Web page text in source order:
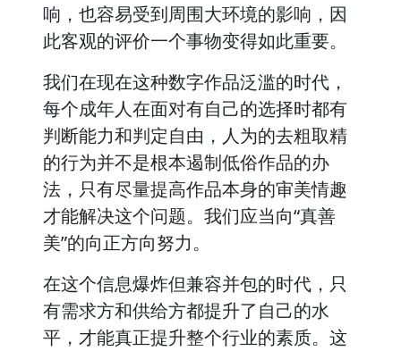
响，也容易受到周围大环境的影响，因
此客观的评价一个事物变得如此重要。
我们在现在这种数字作品泛滥的时代，
每个成年人在面对有自己的选择时都有
判断能力和判定自由，人为的去粗取精
的行为并不是根本遏制低俗作品的办
法，只有尽量提高作品本身的审美情趣
才能解决这个问题。我们应当向“真善
美”的向正方向努力。
在这个信息爆炸但兼容并包的时代，只
有需求方和供给方都提升了自己的水
平，才能真正提升整个行业的素质。这